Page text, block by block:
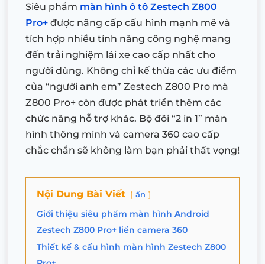
Siêu phẩm màn hình ô tô Zestech Z800
Pro+ được nâng cấp cấu hình mạnh mẽ và
tích hợp nhiều tính năng công nghệ mang
đến trải nghiệm lái xe cao cấp nhất cho
người dùng. Không chỉ kế thừa các ưu điểm
của “người anh em” Zestech Z800 Pro mà
Z800 Pro+ còn được phát triển thêm các
chức năng hỗ trợ khác. Bộ đôi “2 in 1” màn
hình thông minh và camera 360 cao cấp
chắc chắn sẽ không làm bạn phải thất vọng!
Nội Dung Bài Viết ẩn
Giới thiệu siêu phẩm màn hình Android
Zestech Z800 Pro+ liền camera 360
Thiết kế & cấu hình màn hình Zestech Z800